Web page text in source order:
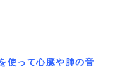
使って心臓や肺の音